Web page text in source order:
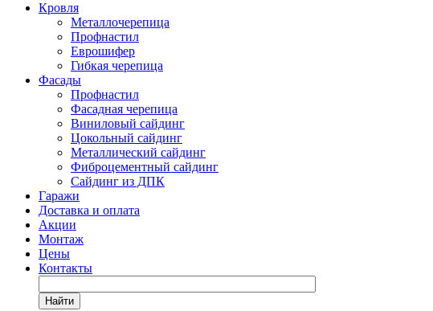
Кровля
Металлочерепица
Профнастил
Еврошифер
Гибкая черепица
Фасады
Профнастил
Фасадная черепица
Виниловый сайдинг
Цокольный сайдинг
Металлический сайдинг
Фиброцементный сайдинг
Сайдинг из ДПК
Гаражи
Доставка и оплата
Акции
Монтаж
Цены
Контакты
Найти